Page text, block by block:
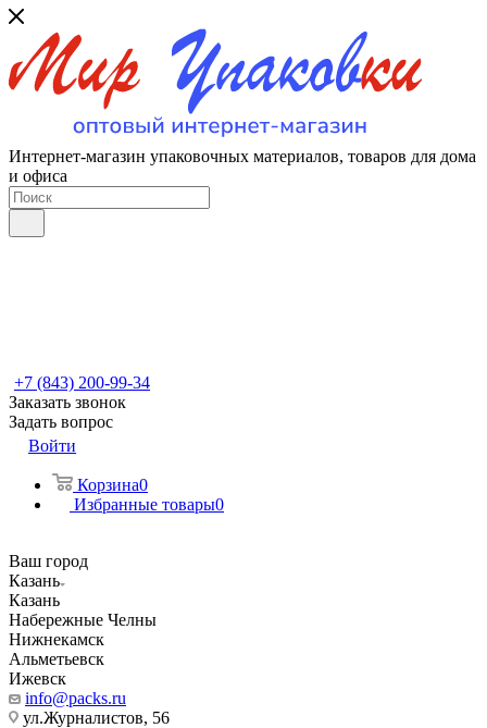
Интернет-магазин упаковочных материалов, товаров для дома
и офиса
+7 (843) 200-99-34
Заказать звонок
Задать вопрос
Войти
Корзина0
Избранные товары0
Ваш город
Казань
Казань
Набережные Челны
Нижнекамск
Альметьевск
Ижевск
info@packs.ru
ул.Журналистов, 56